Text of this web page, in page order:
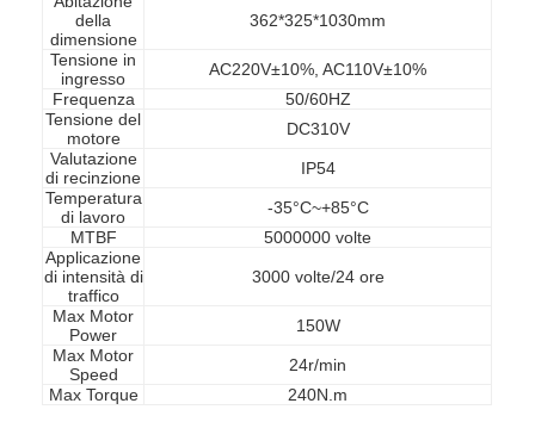
Visita alla fabbrica
Controllo della qualità
Notizie
Casi
Parla adesso.
Alzabarriera tornello
Parcheggio Porta Barriera
della
dimensione
362*325*1030mm
Tensione in
ingresso
AC220V±10%, AC110V±10%
Frequenza
50/60HZ
Tensione del
motore
DC310V
Valutazione
di recinzione
IP54
Temperatura
di lavoro
-35°C~+85°C
MTBF
5000000 volte
Applicazione
di intensità di
traffico
3000 volte/24 ore
Max Motor
Power
150W
Max Motor
Speed
24r/min
Max Torque
240N.m